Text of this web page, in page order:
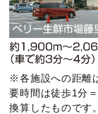
※各施設への距離
要時間は徒歩1分
換算したものです